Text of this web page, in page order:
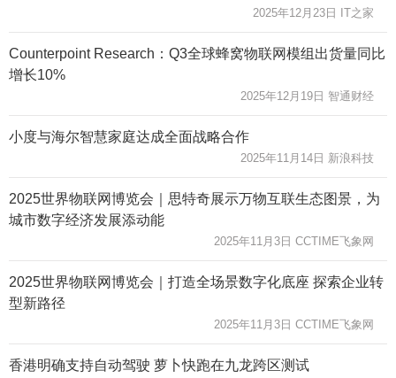
2025年12月23日 IT之家
Counterpoint Research：Q3全球蜂窝物联网模组出货量同比
增长10%
2025年12月19日 智通财经
小度与海尔智慧家庭达成全面战略合作
2025年11月14日 新浪科技
2025世界物联网博览会｜思特奇展示万物互联生态图景，为
城市数字经济发展添动能
2025年11月3日 CCTIME飞象网
2025世界物联网博览会｜打造全场景数字化底座 探索企业转
型新路径
2025年11月3日 CCTIME飞象网
香港明确支持自动驾驶 萝卜快跑在九龙跨区测试